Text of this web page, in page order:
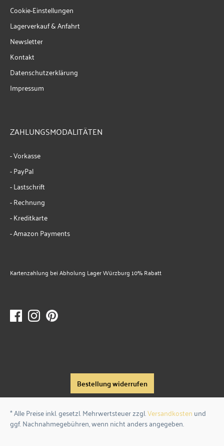
Cookie-Einstellungen
Lagerverkauf & Anfahrt
Newsletter
Kontakt
Datenschutzerklärung
Impressum
ZAHLUNGSMODALITÄTEN
- Vorkasse
- PayPal
- Lastschrift
- Rechnung
- Kreditkarte
- Amazon Payments
Kartenzahlung bei Abholung Lager Würzburg 10% Rabatt
Bestellung widerrufen
* Alle Preise inkl. gesetzl. Mehrwertsteuer zzgl.Versandkosten und
ggf. Nachnahmegebühren, wenn nicht anders angegeben.